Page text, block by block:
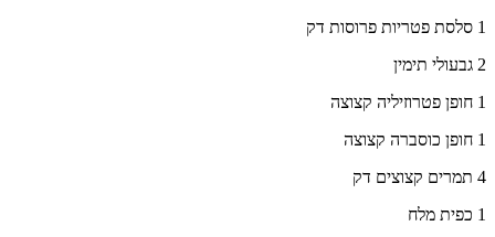
1 סלסת פטריות פרוסות דק
2 גבעולי תימין
1 חופן פטרוזיליה קצוצה
1 חופן כוסברה קצוצה
4 תמרים קצוצים דק
1 כפית מלח